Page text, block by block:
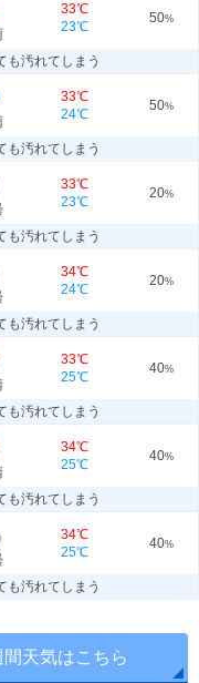
33℃
23℃
50%
も汚れてしまう
33℃
24℃
50%
も汚れてしまう
33℃
23℃
20%
も汚れてしまう
34℃
24℃
20%
も汚れてしまう
33℃
25℃
40%
も汚れてしまう
34℃
25℃
40%
も汚れてしまう
34℃
25℃
40%
も汚れてしまう
天気はこちら